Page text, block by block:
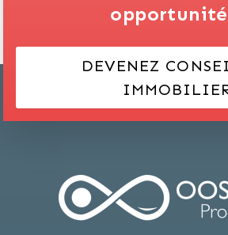
opportunité
DEVENEZ